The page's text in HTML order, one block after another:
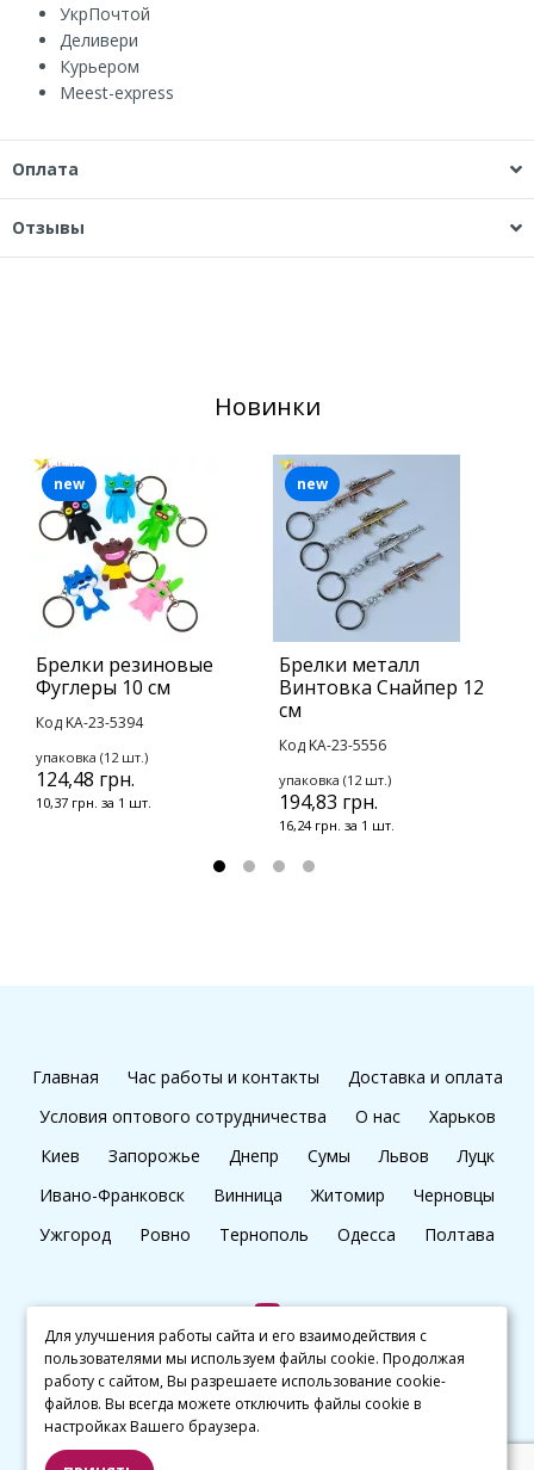
УкрПочтой
Деливери
Курьером
Мeest-express
Оплата
Отзывы
Новинки
Брелки резиновые
Фуглеры 10 см
Код KA-23-5394
упаковка (12 шт.)
124,48 грн.
10,37 грн. за 1 шт.
new
Брелки металл
Винтовка Снайпер 12
см
Код KA-23-5556
упаковка (12 шт.)
194,83 грн.
16,24 грн. за 1 шт.
new
Главная Час работы и контакты
Доставка и оплата
Условия оптового сотрудничества
О нас
Харьков
Киев
Запорожье Днепр Сумы Львов
Луцк
Ивано-Франковск
Винница Житомир
Черновцы
Ужгород
Ровно Тернополь Одесса Полтава
+38 (097) 045 65 77
© kalibri.top 2016–2026
Для улучшения работы сайта и его взаимодействия с
пользователями мы используем файлы cookie. Продолжая
работу с сайтом, Вы разрешаете использование cookie-
файлов. Вы всегда можете отключить файлы cookie в
настройках Вашего браузера.